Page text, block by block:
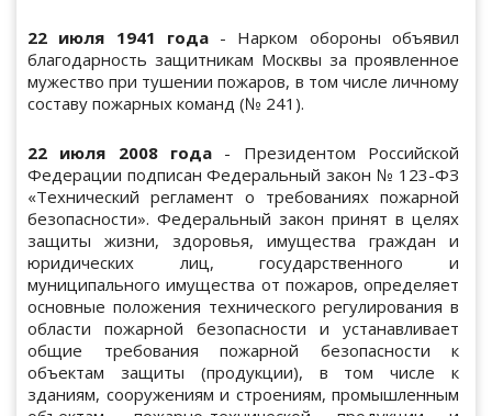
22 июля 1941 года- Нарком обороны объявил
благодарность защитникам Москвы за проявленное
мужество при тушении пожаров, в том числе личному
составу пожарных команд (№ 241).
22 июля 2008 года - Президентом Российской
Федерации подписан Федеральный закон № 123-ФЗ
«Технический регламент о требованиях пожарной
безопасности». Федеральный закон принят в целях
защиты жизни, здоровья, имущества граждан и
юридических лиц, государственного и
муниципального имущества от пожаров, определяет
основные положения технического регулирования в
области пожарной безопасности и устанавливает
общие требования пожарной безопасности к
объектам защиты (продукции), в том числе к
зданиям, сооружениям и строениям, промышленным